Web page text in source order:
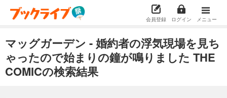
会員登録 ログイン メニュー
マッグガーデン - 婚約者の浮気現場を見ち
ゃったので始まりの鐘が鳴りました THE
COMICの検索結果